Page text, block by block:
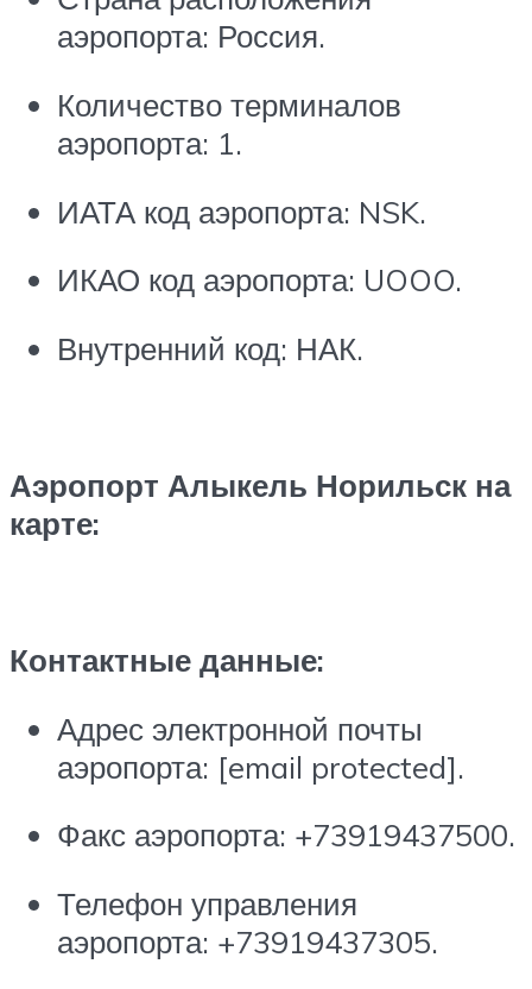
аэропорта: Россия.
Количество терминалов
аэропорта: 1.
ИАТА код аэропорта: NSK.
ИКАО код аэропорта: UOOO.
Внутренний код: НАК.
Аэропорт Алыкель Норильск на
карте:
Контактные данные:
Адрес электронной почты
аэропорта: [email protected].
Факс аэропорта: +73919437500.
Телефон управления
аэропорта: +73919437305.